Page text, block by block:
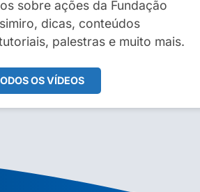
sobre ações da Fundação
dicas, conteúdos
palestras e muito mais.
OS VÍDEOS
Macedo de Oliveira
Vídeo Completo